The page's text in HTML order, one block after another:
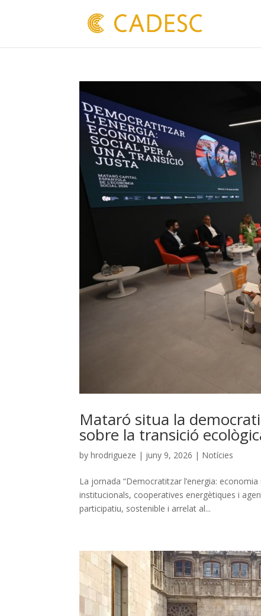
Mataró situa la
sobre la transició
byhrodrigueze | juny 9, 2026 | Notícies
La jornada “Democratitzar l’energia:
institucionals, cooperatives energètiques i
participatiu, sostenible i arrelat al...